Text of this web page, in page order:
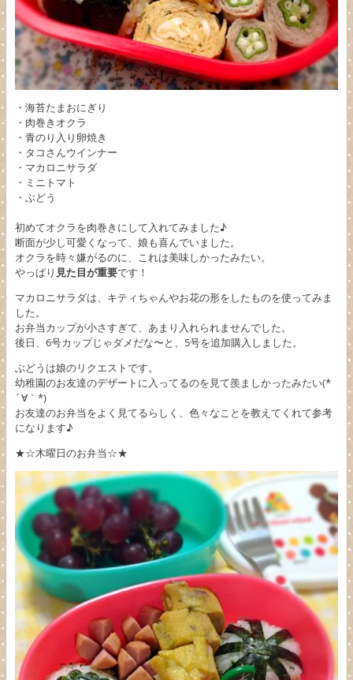
・海苔たまおにぎり
・肉巻きオクラ
・青のり入り卵焼き
・タコさんウインナー
・マカロニサラダ
・ミニトマト
・ぶどう
初めてオクラを肉巻きにして入れてみました♪
断面が少し可愛くなって、娘も喜んでいました。
オクラを時々嫌がるのに、これは美味しかったみたい。
やっぱり 見た目が重要です！
マカロニサラダは、キティちゃんやお花の形をしたものを使ってみま
した。
お弁当カップが小さすぎて、あまり入れられませんでした。
後日、6号カップじゃダメだな〜と、5号を追加購入しました。
ぶどうは娘のリクエストです。
幼稚園のお友達のデザートに入ってるのを見て羨ましかったみたい(*
´∀｀*)
お友達のお弁当をよく見てるらしく、色々なことを教えてくれて参考
になります♪
★☆木曜日のお弁当☆★